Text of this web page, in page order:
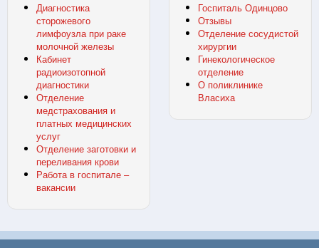
Диагностика
сторожевого
лимфоузла при раке
молочной железы
Кабинет
радиоизотопной
диагностики
Отделение
медстрахования и
платных медицинских
услуг
Отделение заготовки и
переливания крови
Работа в госпитале –
вакансии
Госпиталь Одинцово
Отзывы
Отделение сосудистой
хирургии
Гинекологическое
отделение
О поликлинике
Власиха